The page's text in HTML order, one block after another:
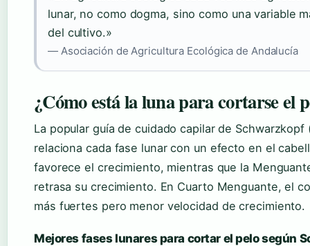
lunar, no como dogma, sino como una variable
del cultivo.»
— Asociación de Agricultura Ecológica de Andalucía
¿Cómo está la luna para cortarse el
La popular guía de cuidado capilar de
relaciona cada fase lunar con un efecto en el
favorece el crecimiento, mientras que la
retrasa su crecimiento. En Cuarto Menguante, el
más fuertes pero menor velocidad de crecimiento.
Mejores fases lunares para cortar el pelo según